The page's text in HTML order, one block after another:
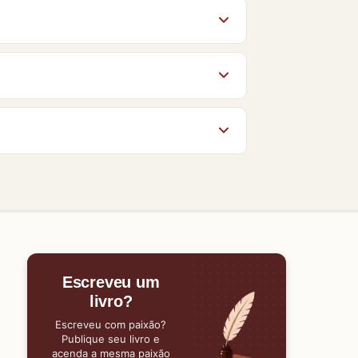
Português. Veja ainda as sugestões
conhecem o Baixe Livros e ajudam
Escreveu um
livro?
Escreveu com paixão?
Publique seu livro e
acenda a mesma paixão